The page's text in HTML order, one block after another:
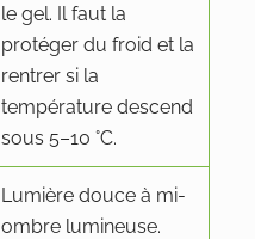
le gel. Il faut la
protéger du froid et la
rentrer si la
température descend
sous 5–10 °C.
Lumière douce à mi-
ombre lumineuse.